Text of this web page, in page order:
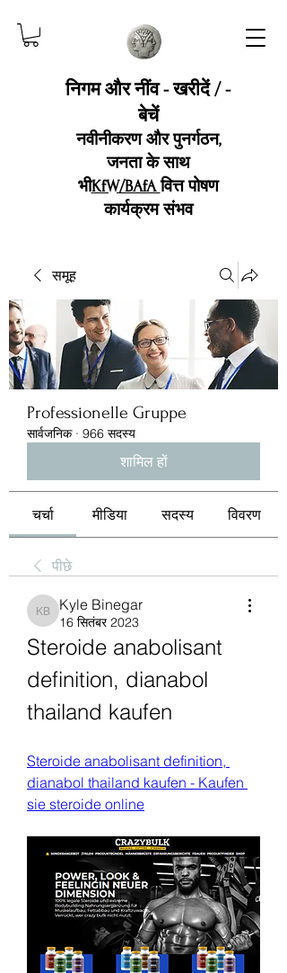
निगम और नींव - खरीदें / -
बेचें
नवीनीकरण और पुनर्गठन,
जनता के साथ
भीKfW/BAfAवित्त पोषण
कार्यक्रम संभव
समूह
Professionelle Gruppe
सार्वजनिक · 966 सदस्य
शामिल हों
चर्चा मीडिया सदस्य विवरण
पीछे
Kyle Binegar
Kyle Binegar
16 सितंबर 2023
Steroide anabolisant
definition, dianabol
thailand kaufen
Steroide anabolisant definition,
dianabol thailand kaufen - Kaufen
sie steroide online